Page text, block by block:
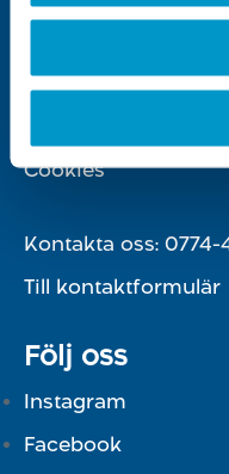
Press
Cookies
Kontakta oss: 0774-
Till kontaktformulär
Följ oss
Instagram
Facebook